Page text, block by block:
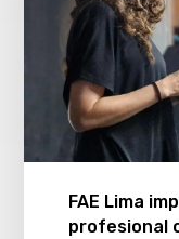
FAE Lima
profesional